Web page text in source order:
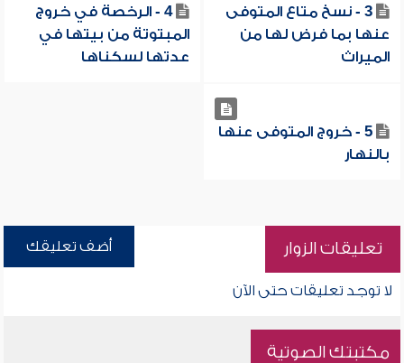
3 - نسخ متاع المتوفى
عنها بما فرض لها من
الميراث
4 - الرخصة في خروج
المبتوتة من بيتها في
عدتها لسكناها
5 - خروج المتوفى عنها
بالنهار
تعليقات الزوار أضف تعليقك
لا توجد تعليقات حتى الآن
مكتبتك الصوتية